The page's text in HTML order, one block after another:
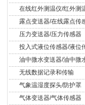
露点变送器/在线露点传
压力变送器/压力传感器
投入式液位传感器/液位
油中微水变送器/油中微
无线数据记录和传输
气象温湿度探头/防护罩
气体变送器/气体传感器